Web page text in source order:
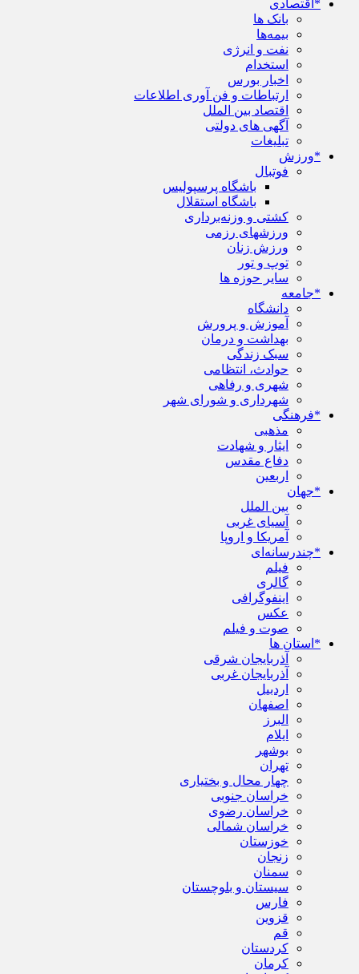
*اقتصادی
بانک ها
بیمه‌ها
نفت و انرژی
استخدام
اخبار بورس
ارتباطات و فن آوری اطلاعات
اقتصاد بین الملل
آگهی های دولتی
تبلیغات
*ورزش
فوتبال
باشگاه پرسپولیس
باشگاه استقلال
کشتی و وزنه‌برداری
ورزشهای رزمی
ورزش زنان
توپ و تور
سایر حوزه ها
*جامعه
دانشگاه
آموزش و پرورش
بهداشت و درمان
سبک زندگی
حوادث، انتظامی
شهری و رفاهی
شهرداری و شورای شهر
*فرهنگی
مذهبی
ایثار و شهادت
دفاع مقدس
اربعین
*جهان
بین الملل
آسیای غربی
آمریکا و اروپا
*چندرسانه‌ای
فیلم
گالری
اینفوگرافی
عکس
صوت و فیلم
*استان ها
آذربایجان شرقی
آذربایجان غربی
اردبیل
اصفهان
البرز
ایلام
بوشهر
تهران
چهار محال و بختیاری
خراسان جنوبی
خراسان رضوی
خراسان شمالی
خوزستان
زنجان
سمنان
سیستان و بلوچستان
فارس
قزوین
قم
کردستان
کرمان